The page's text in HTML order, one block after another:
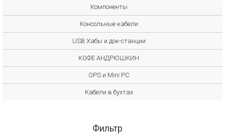
Компоненты
Консольные кабели
USB Хабы и док-станции
КОФЕ АНДРЮШКИН
OPS и Mini PC
Кабели в бухтах
Фильтр